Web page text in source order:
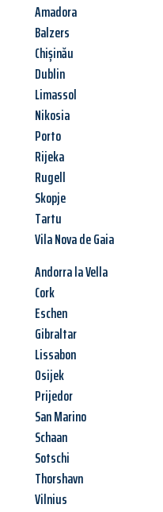
Amadora
Balzers
Chișinău
Dublin
Limassol
Nikosia
Porto
Rijeka
Rugell
Skopje
Tartu
Vila Nova de Gaia
Andorra la Vella
Cork
Eschen
Gibraltar
Lissabon
Osijek
Prijedor
San Marino
Schaan
Sotschi
Thorshavn
Vilnius